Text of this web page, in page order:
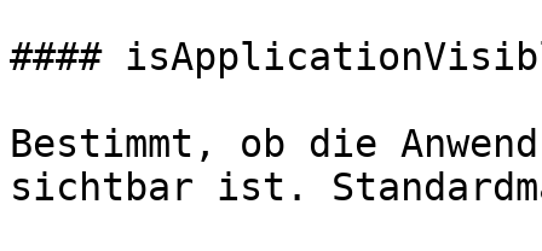
####
Bestimmt, ob die
sichtbar ist.